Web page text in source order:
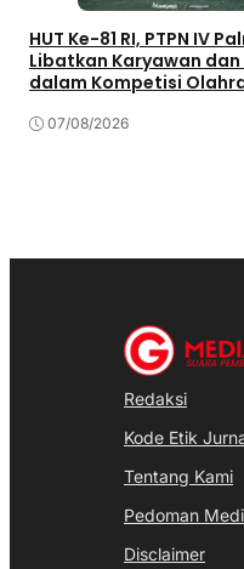
HUT Ke-81 RI, PTPN IV
Libatkan Karyawan
dalam Kompetisi
07/08/2026
Redaksi
Kode Etik
Tentang Kami
Pedoman
Disclaimer